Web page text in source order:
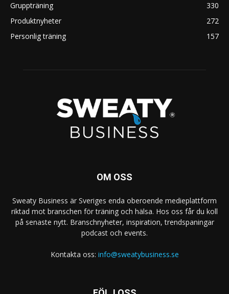
Gruppträning
330
Produktnyheter
272
Personlig träning
157
OM OSS
Sweaty Business är Sveriges enda oberoende medieplattform
riktad mot branschen för träning och hälsa. Hos oss får du koll
på senaste nytt. Branschnyheter, inspiration, trendspaningar
podcast och events.
Kontakta oss: info@sweatybusiness.se